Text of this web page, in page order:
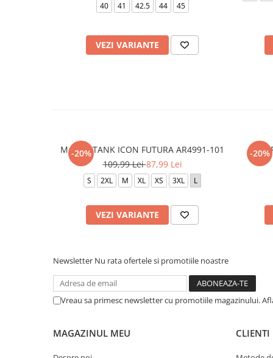
40 41 42.5 44 45
VEZI VARIANTE
-20%
M NSW TANK ICON FUTURA AR4991-101
109,99 Lei87,99 Lei
S 2XL M XL XS 3XL L
VEZI VARIANTE
-20%
M J
Newsletter Nu rata ofertele si promotiile noastre
Vreau sa primesc newsletter cu promotiile magazinului.
MAGAZINUL MEU CLIENTI